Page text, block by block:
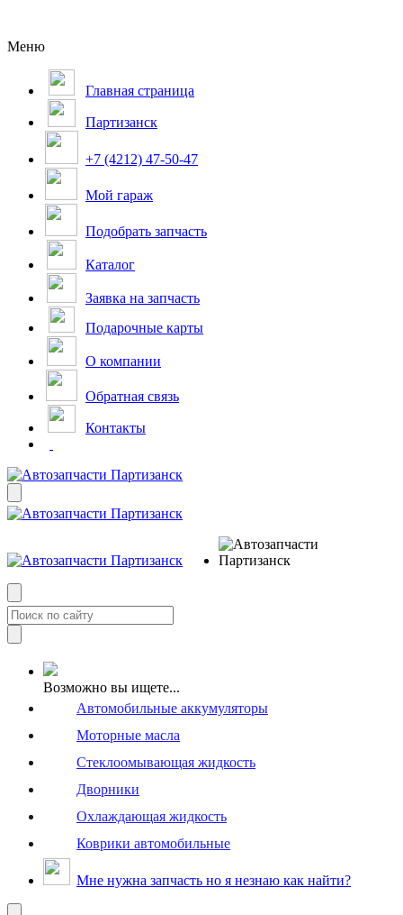
Меню
Главная страница
Партизанск
+7 (4212) 47-50-47
Мой гараж
Подобрать запчасть
Каталог
Заявка на запчасть
Подарочные карты
О компании
Обратная связь
Контакты
Возможно вы ищете...
Автомобильные аккумуляторы
Моторные масла
Стеклоомывающая жидкость
Дворники
Охлаждающая жидкость
Коврики автомобильные
Мне нужна запчасть но я незнаю как найти?